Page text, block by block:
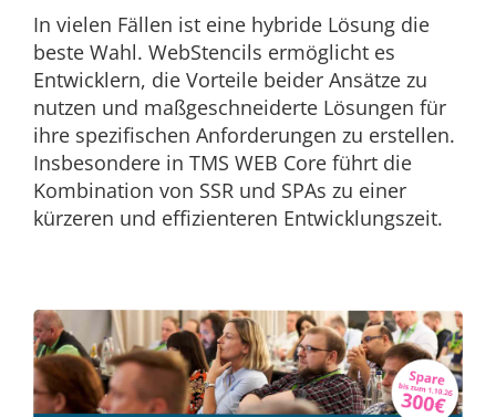
In vielen Fällen ist eine hybride Lösung die
beste Wahl. WebStencils ermöglicht es
Entwicklern, die Vorteile beider Ansätze zu
nutzen und maßgeschneiderte Lösungen für
ihre spezifischen Anforderungen zu erstellen.
Insbesondere in TMS WEB Core führt die
Kombination von SSR und SPAs zu einer
kürzeren und effizienteren Entwicklungszeit.